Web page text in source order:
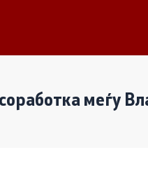
меѓу